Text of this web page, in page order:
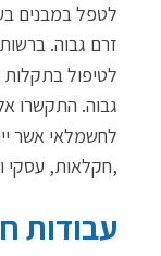
לטפל במבנים
זרם גבוה.
לטיפול
גבוה. התקשרו
לחשמלאי אשר
,חקלאות, עסקי
עבודות